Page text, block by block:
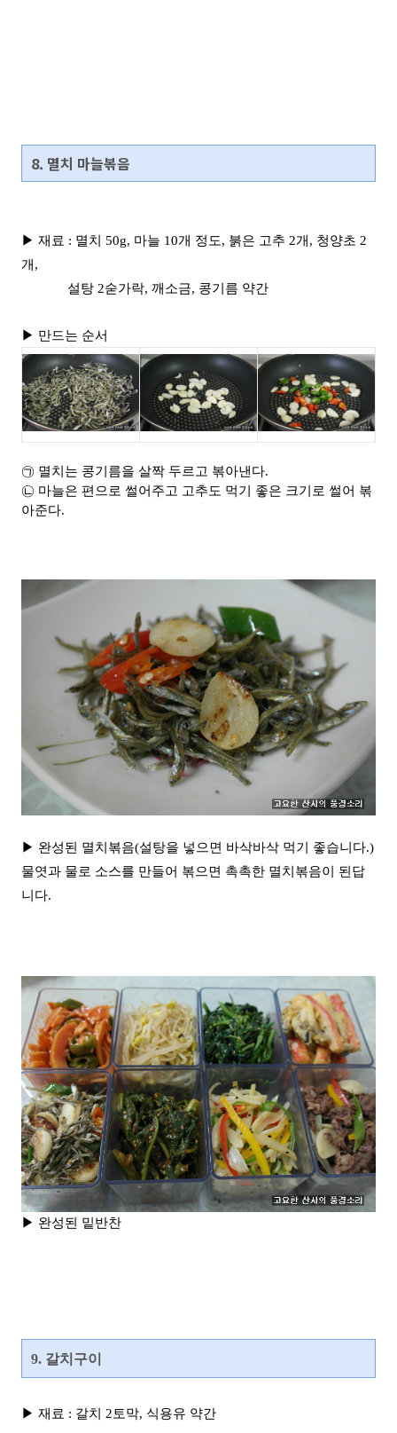
8. 멸치 마늘볶음
▶ 재료 : 멸치 50g, 마늘 10개 정도, 붉은 고추 2개, 청양초 2
개,
설탕 2숟가락, 깨소금, 콩기름 약간
▶ 만드는 순서
㉠ 멸치는 콩기름을 살짝 두르고 볶아낸다.
㉡ 마늘은 편으로 썰어주고 고추도 먹기 좋은 크기로 썰어 볶
아준다.
▶ 완성된 멸치볶음(설탕을 넣으면 바삭바삭 먹기 좋습니다.)
물엿과 물로 소스를 만들어 볶으면 촉촉한 멸치볶음이 된답
니다.
▶ 완성된 밑반찬
9. 갈치구이
▶ 재료 : 갈치 2토막, 식용유 약간